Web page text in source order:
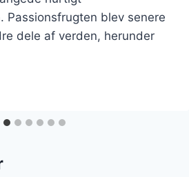
Passionsfrugten blev senere
dele af verden, herunder